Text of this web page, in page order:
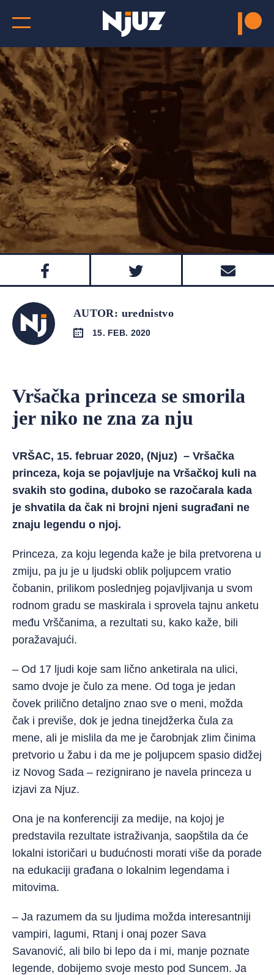
AUTOR: urednistvo
15. FEB. 2020
Vršačka princeza se smorila
jer niko ne zna za nju
VRŠAC, 15. februar 2020, (Njuz) – Vršačka
princeza, koja se pojavljuje na Vršačkoj kuli na
svakih sto godina, duboko se razočarala kada
je shvatila da čak ni brojni njeni sugrađani ne
znaju legendu o njoj.
Princeza, za koju legenda kaže je bila pretvorena u
zmiju, pa ju je u ljudski oblik poljupcem vratio
čobanin, prilikom poslednjeg pojavljivanja u svom
rodnom gradu se maskirala i sprovela tajnu anketu
među Vrščanima, a rezultati su, kako kaže, bili
poražavajući.
– Od 17 ljudi koje sam lično anketirala na ulici,
samo dvoje je čulo za mene. Od toga je jedan
čovek prilično detaljno znao sve o meni, možda
čak i previše, dok je jedna tinejdžerka čula za
mene, ali je mislila da me je čarobnjak zlim činima
pretvorio u žabu i da me je poljupcem spasio didžej
iz Novog Sada – rezignirano je navela princeza u
izjavi za Njuz.
Ona je na konferenciji za medije, na kojoj je
predstavila rezultate istraživanja, saopštila da će
lokalni istoričari u budućnosti morati više da porade
na edukaciji građana o lokalnim legendama i
mitovima.
– Ja razumem da su ljudima možda interesantniji
vampiri, lagumi, Rtanj i onaj pozer Sava
Savanović, ali bilo bi lepo da i mi, manje poznate
legende, dobijemo svoje mesto pod Suncem. Ja